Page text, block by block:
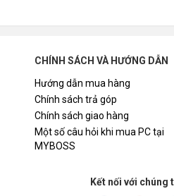
CHÍNH SÁCH VÀ HƯỚNG DẪN
Hướng dẫn mua hàng
Chính sách trả góp
Chính sách giao hàng
Một số câu hỏi khi mua PC tại
MYBOSS
Kết nối với chúng